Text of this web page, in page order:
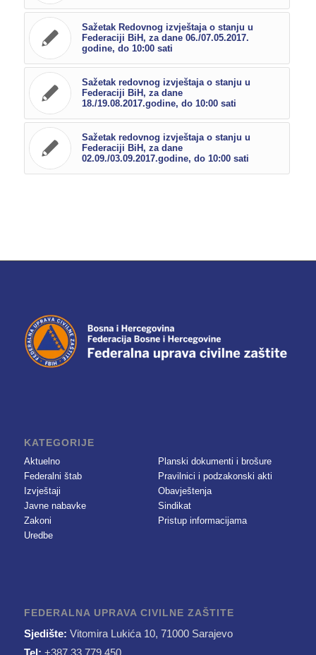
Sažetak Redovnog izvještaja o stanju u
Federaciji BiH, za dane 06./07.05.2017.
godine, do 10:00 sati
Sažetak redovnog izvještaja o stanju u
Federaciji BiH, za dane
18./19.08.2017.godine, do 10:00 sati
Sažetak redovnog izvještaja o stanju u
Federaciji BiH, za dane
02.09./03.09.2017.godine, do 10:00 sati
KATEGORIJE
Aktuelno
Federalni štab
Izvještaji
Javne nabavke
Zakoni
Uredbe
Planski dokumenti i brošure
Pravilnici i podzakonski akti
Obavještenja
Sindikat
Pristup informacijama
FEDERALNA UPRAVA CIVILNE ZAŠTITE
Sjedište: Vitomira Lukića 10, 71000 Sarajevo
Tel: +387 33 779 450